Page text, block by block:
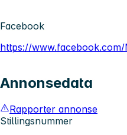
Facebook
https://www.facebook.com/
Annonsedata
Rapporter annonse
Stillingsnummer